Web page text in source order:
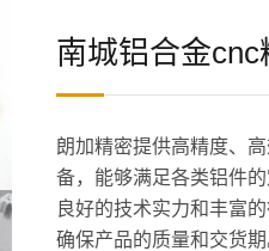
南城铝合金
朗加精密提供高精度、
备，能够满足各类铝件
良好的技术实力和丰富
确保产品的质量和交货